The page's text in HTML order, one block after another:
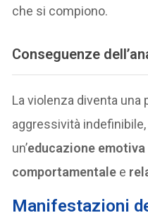
che si compiono.
Conseguenze
La violenza diventa una
aggressività
un’educazione emotiva
comportamentale e
Manifestazioni